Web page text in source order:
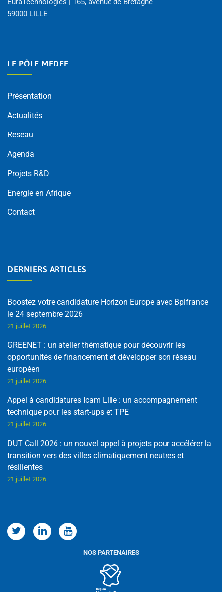
EuraTechnologies | 165, avenue de Bretagne
59000 LILLE
LE PÔLE MEDEE
Présentation
Actualités
Réseau
Agenda
Projets R&D
Energie en Afrique
Contact
DERNIERS ARTICLES
Boostez votre candidature Horizon Europe avec Bpifrance
le 24 septembre 2026
21 juillet 2026
GREENET : un atelier thématique pour découvrir les
opportunités de financement et développer son réseau
européen
21 juillet 2026
Appel à candidatures Icam Lille : un accompagnement
technique pour les start-ups et TPE
21 juillet 2026
DUT Call 2026 : un nouvel appel à projets pour accélérer la
transition vers des villes climatiquement neutres et
résilientes
21 juillet 2026